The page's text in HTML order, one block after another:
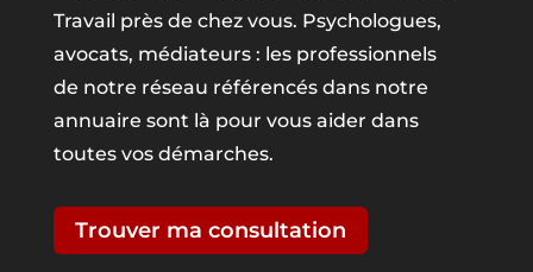
Travail près de chez vous. Psychologues,
avocats, médiateurs : les professionnels
de notre réseau référencés dans notre
annuaire sont là pour vous aider dans
toutes vos démarches.
Trouver ma consultation